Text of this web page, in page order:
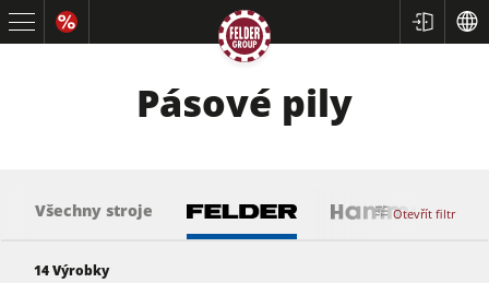
Pásové pily
Otevřít filtr
Všechny stroje
14Výrobky